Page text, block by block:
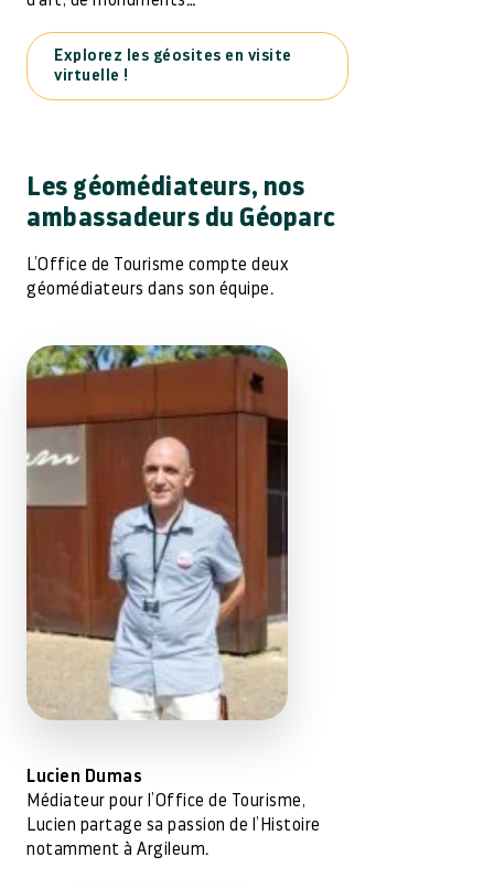
Explorez les géosites en visite
virtuelle !
Les géomédiateurs, nos
ambassadeurs du Géoparc
L’Office de Tourisme compte deux
géomédiateurs dans son équipe.
Lucien Dumas
Médiateur pour l’Office de Tourisme,
Lucien partage sa passion de l’Histoire
notamment à Argileum.